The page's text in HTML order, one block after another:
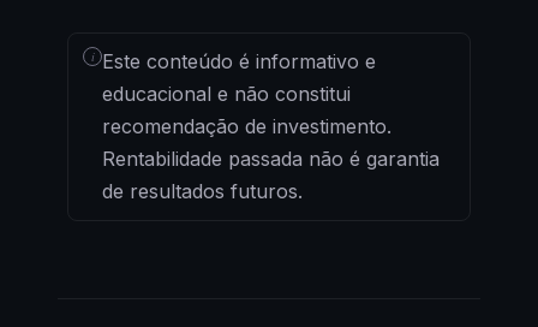
i Este conteúdo é informativo e
educacional e não constitui
recomendação de investimento.
Rentabilidade passada não é garantia
de resultados futuros.